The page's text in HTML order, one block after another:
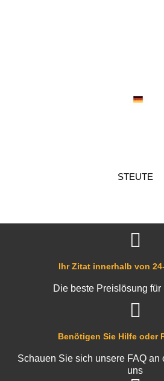
STEUTE
Benötigen Sie Hilfe oder
Schauen Sie sich unsere FAQ an
uns
Ihr Zitat innerhalb von
Die beste Preislösung für